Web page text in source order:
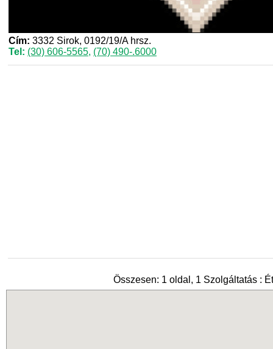
Cím: 3332 Sirok, 0192/19/A hrsz.
Tel: (30) 606-5565, (70) 490-.6000
Összesen: 1 oldal, 1 Szolgáltatás :